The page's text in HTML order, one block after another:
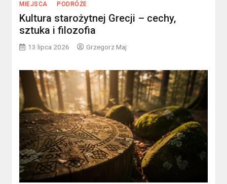
MIEJSCA PODRÓŻE
Kultura starożytnej Grecji – cechy,
sztuka i filozofia
13 lipca 2026 Grzegorz Maj